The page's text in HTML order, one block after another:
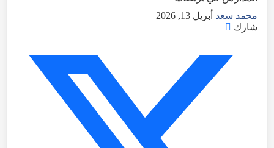
محمد سعد أبريل 13, 2026
شارك